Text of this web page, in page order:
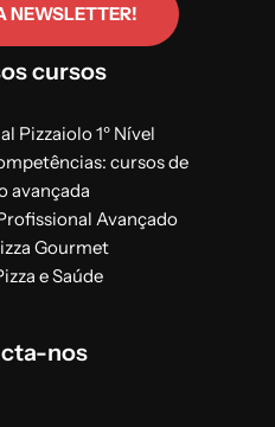
NEWSLETTER!
cursos
Pizzaiolo 1º Nível
cursos de
avançada
Avançado
Gourmet
e Saúde
nos